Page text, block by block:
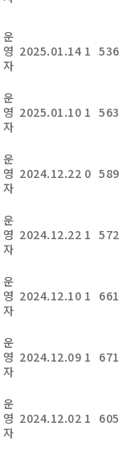
운
영
자
2025.01.14 1 536
운
영
자
2025.01.10 1 563
운
영
자
2024.12.22 0 589
운
영
자
2024.12.22 1 572
운
영
자
2024.12.10 1 661
운
영
자
2024.12.09 1 671
운
영
자
2024.12.02 1 605